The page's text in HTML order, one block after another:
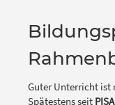
Guter Unterricht ist
Spätestens seit